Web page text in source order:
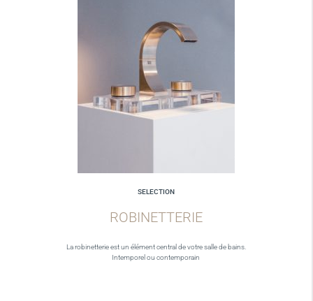
SELECTION
ROBINETTERIE
La robinetterie est un élément central de votre salle de bains.
Intemporel ou contemporain